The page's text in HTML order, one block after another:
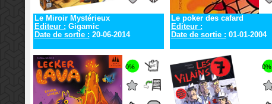
Le Miroir Mystérieux
Editeur : Gigamic
Date de sortie : 20-06-2014
Le poker des cafard
Editeur :
Date de sortie : 01-01-2004
0% 0%